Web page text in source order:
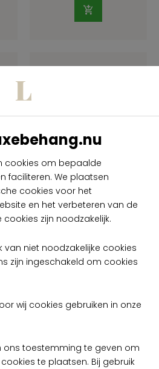
cookies om bepaalde
faciliteren. We plaatsen
cookies voor het
en het verbeteren van de
zijn noodzakelijk.
van niet noodzakelijke cookies
zijn ingeschakeld om cookies
wij cookies gebruiken in onze
ons toestemming te geven om
te plaatsen. Bij gebruik
Arte Sycamore
Dimensions
SYC2140
Op voorraad